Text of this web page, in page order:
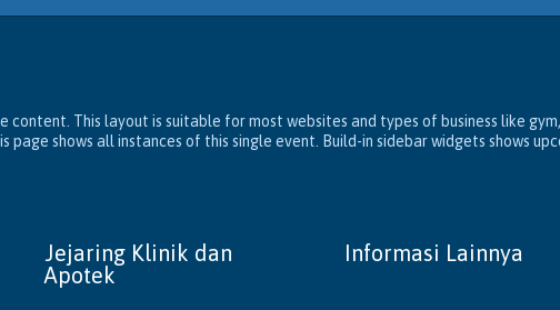
content. This layout is suitable for most websites and types of business like
shows all instances of this single event. Build-in sidebar widgets shows
Jejaring Klinik dan
Apotek
Informasi Lainnya